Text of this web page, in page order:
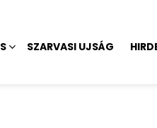
SZARVASI UJSÁG